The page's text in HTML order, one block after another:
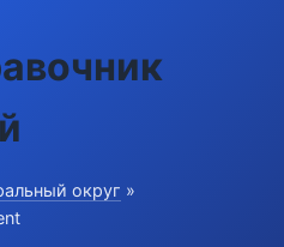
округ »